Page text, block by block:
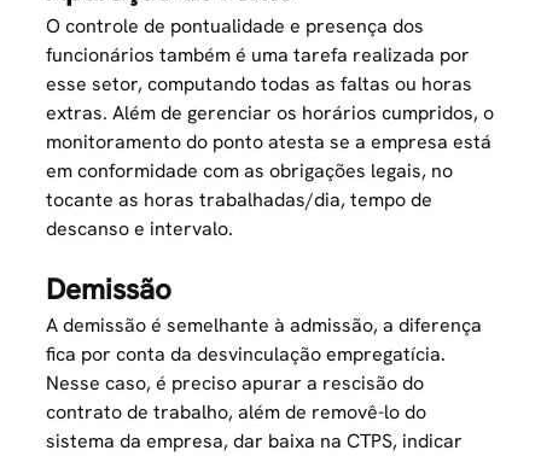
O controle de pontualidade e presença dos
funcionários também é uma tarefa realizada por
esse setor, computando todas as faltas ou horas
extras. Além de gerenciar os horários cumpridos, o
monitoramento do ponto atesta se a empresa está
em conformidade com as obrigações legais, no
tocante as horas trabalhadas/dia, tempo de
descanso e intervalo.
Demissão
A demissão é semelhante à admissão, a diferença
fica por conta da desvinculação empregatícia.
Nesse caso, é preciso apurar a rescisão do
contrato de trabalho, além de removê-lo do
sistema da empresa, dar baixa na CTPS, indicar